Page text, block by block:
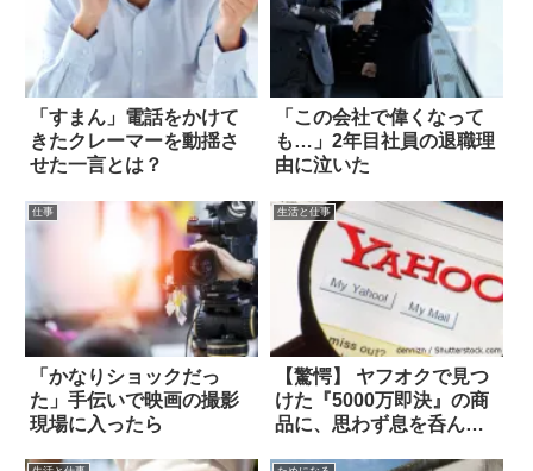
「すまん」電話をかけて
きたクレーマーを動揺さ
せた一言とは？
「この会社で偉くなって
も…」2年目社員の退職理
由に泣いた
仕事
「かなりショックだっ
た」手伝いで映画の撮影
現場に入ったら
生活と仕事
【驚愕】 ヤフオクで見つ
けた『5000万即決』の商
品に、思わず息を呑ん